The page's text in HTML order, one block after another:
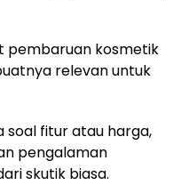
pembaruan kosmetik
relevan untuk
soal fitur atau harga,
pengalaman
skutik biasa.